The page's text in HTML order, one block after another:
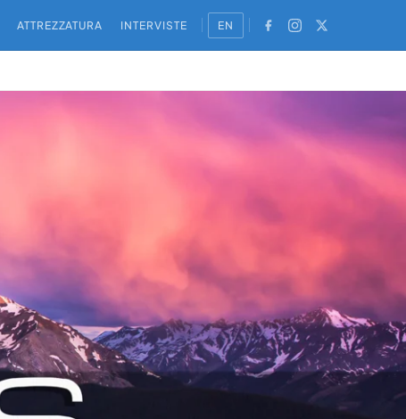
ATTREZZATURA INTERVISTE EN